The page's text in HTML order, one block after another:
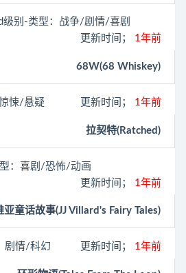
级别-类型：战争/剧情/喜剧
更新时间；
1年前
68W(68 Whiskey)
悚/悬疑 更新时间； 1年前
拉契特(Ratched)
：喜剧/恐怖/动画
更新时间；
1年前
亚童话故事(JJ Villard's Fairy Tales)
剧情/科幻 更新时间； 1年前